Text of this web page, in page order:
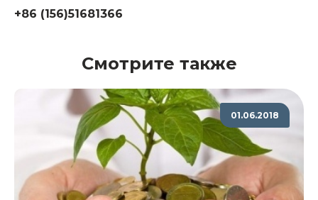
+86 (156)51681366
Смотрите также
01.06.2018